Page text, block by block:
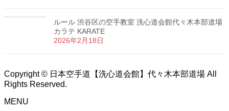
ルール 渋谷区の空手教室 洗心道会館代々木本部道場
カラテ KARATE
2026年2月18日
Copyright © 日本空手道【洗心道会館】代々木本部道場 All
Rights Reserved.
MENU